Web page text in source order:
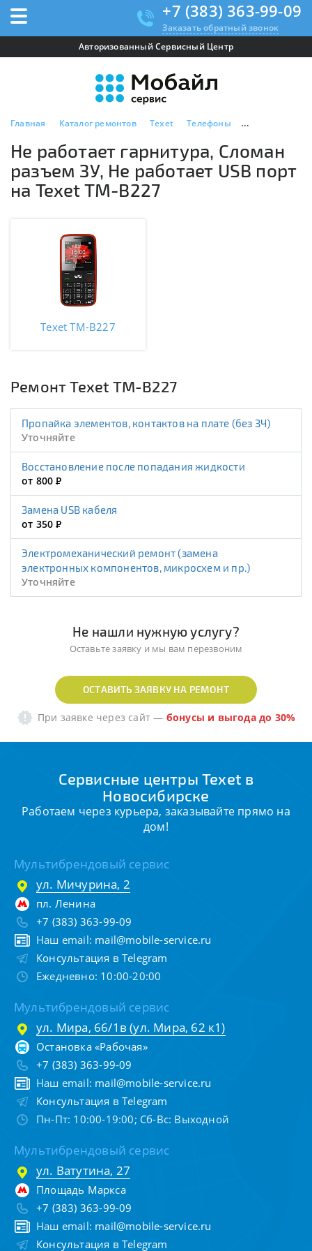
+7 (383) 363-99-09
Заказать обратный звонок
Авторизованный Сервисный Центр
Главная Каталог ремонтов Texet Телефоны Texet TM-B227
Не работает гарнитура, Сломан
разъем ЗУ, Не работает USB порт
на Texet TM-B227
Texet TM-B227
Ремонт Texet TM-B227
Пропайка элементов, контактов на плате (без ЗЧ)
Уточняйте
Восстановление после попадания жидкости
от 800Р
Замена USB кабеля
от 350Р
Электромеханический ремонт (замена
электронных компонентов, микросхем и пр.)
Уточняйте
Не нашли нужную услугу?
Оставьте заявку и мы вам перезвоним
ОСТАВИТЬ ЗАЯВКУ НА РЕМОНТ
При заявке через сайт — бонусы и выгода до 30%
Сервисные центры Texet в
Новосибирске
Работаем через курьера, заказывайте прямо на
дом!
Мультибрендовый сервис
ул. Мичурина, 2
пл. Ленина
+7 (383) 363-99-09
Наш email: mail@mobile-service.ru
Консультация в Telegram
Ежедневно: 10:00-20:00
Мультибрендовый сервис
ул. Мира, 66/1в (ул. Мира, 62 к1)
Остановка «Рабочая»
+7 (383) 363-99-09
Наш email: mail@mobile-service.ru
Консультация в Telegram
Пн-Пт: 10:00-19:00; Сб-Вс: Выходной
Мультибрендовый сервис
ул. Ватутина, 27
Площадь Маркса
+7 (383) 363-99-09
Наш email: mail@mobile-service.ru
Консультация в Telegram